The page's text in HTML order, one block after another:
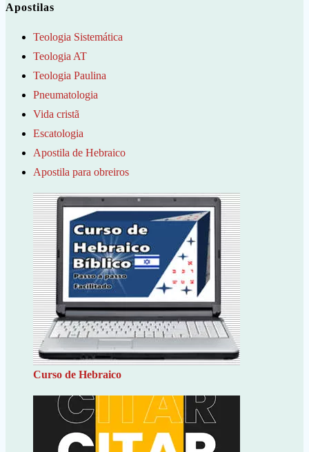
Apostilas
Teologia Sistemática
Teologia AT
Teologia Paulina
Pneumatologia
Vida cristã
Escatologia
Apostila de Hebraico
Apostila para obreiros
Curso de Hebraico